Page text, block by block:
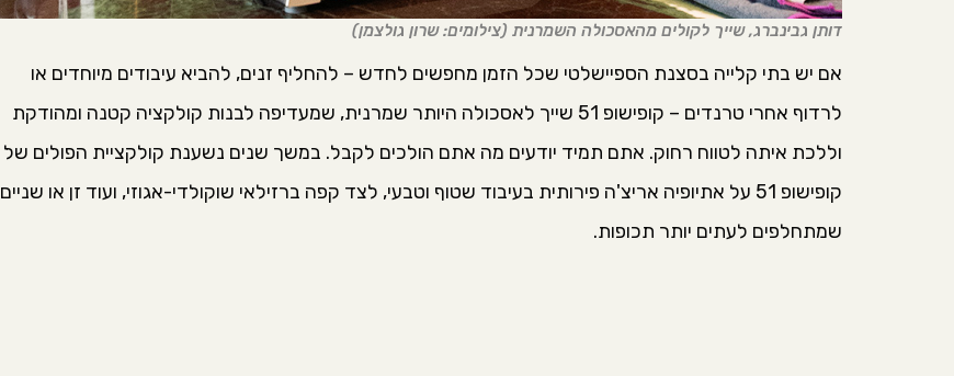
דותן גבינברג, שייך לקולים מהאסכולה השמרנית (צילומים: שרון גולצמן)
אם יש בתי קלייה בסצנת הספיישלטי שכל הזמן מחפשים לחדש – להחליף זנים, להביא עיבודים מיוחדים או
לרדוף אחרי טרנדים – קופישופ 51 שייך לאסכולה היותר שמרנית, שמעדיפה לבנות קולקציה קטנה ומהודקת
וללכת איתה לטווח רחוק. אתם תמיד יודעים מה אתם הולכים לקבל. במשך שנים נשענת קולקציית הפולים של
קופישופ 51 על אתיופיה אריצ'ה פירותית בעיבוד שטוף וטבעי, לצד קפה ברזילאי שוקולדי-אגוזי, ועוד זן או שניים
שמתחלפים לעתים יותר תכופות.